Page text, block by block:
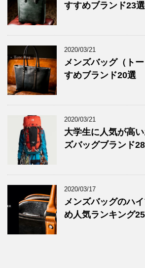
すすめブランド23選
2020/03/21
メンズバッグ（ト
すめブランド20選
2020/03/21
大学生に人気が高
ズバッグブランド
2020/03/17
メンズバッグのハ
め人気ランキング25